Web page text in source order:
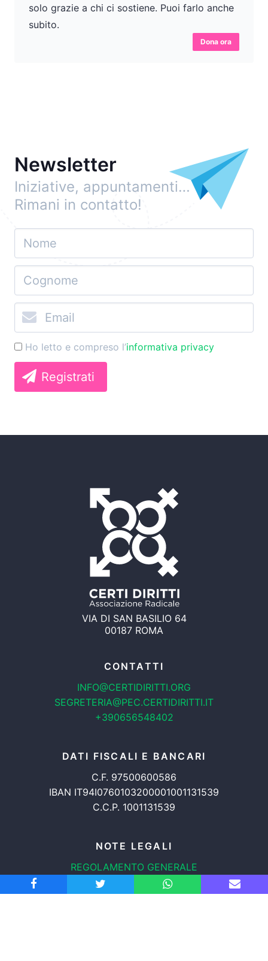
solo grazie a chi ci sostiene. Puoi farlo anche
subito.
Dona ora
Newsletter
Iniziative, appuntamenti…
Rimani in contatto!
Ho letto e compreso l’informativa privacy
Registrati
VIA DI SAN BASILIO 64
00187 ROMA
CONTATTI
INFO@CERTIDIRITTI.ORG
SEGRETERIA@PEC.CERTIDIRITTI.IT
+390656548402
DATI FISCALI E BANCARI
C.F. 97500600586
IBAN IT94I0760103200001001131539
C.C.P. 1001131539
NOTE LEGALI
REGOLAMENTO GENERALE
PROTEZIONE DATI
INFORMATIVA COOKIES